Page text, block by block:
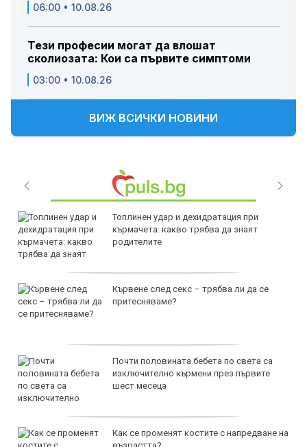
06:00 • 10.08.26
Тези професии могат да влошат
сколиозата: Кои са първите симптоми
03:00 • 10.08.26
ВИЖ ВСИЧКИ НОВИНИ
Топлинен удар и дехидратация при
кърмачета: какво трябва да знаят
родителите
Кървене след секс – трябва ли да се
притесняваме?
Почти половината бебета по света са
изключително кърмени през първите
шест месеца
Как се променят костите с напредване на